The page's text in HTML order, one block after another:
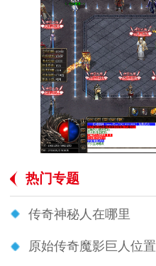
热门专题
传奇神秘人在哪里
原始传奇魔影巨人位置